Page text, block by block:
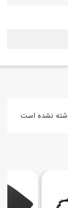
نشده است